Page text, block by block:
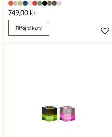
749,00 kr.
Tilføj til kurv